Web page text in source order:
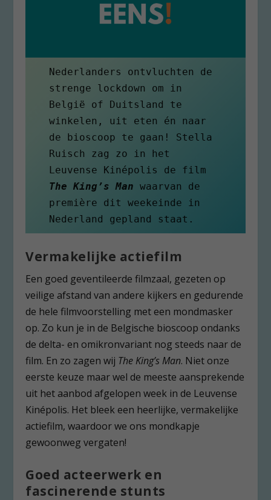
Nederlanders ontvluchten de
strenge lockdown om in
België of Duitsland te
winkelen, uit eten én naar
de bioscoop te gaan! Stella
Ruisch zag zo in het
The King’s Man waarvan de
première dit weekeinde in
Nederland gepland staat.
Vermakelijke actiefilm
Een goed geventileerde filmzaal, gezeten op
veilige afstand van andere kijkers en gedurende
de hele filmvoorstelling met een mondmasker
op. Zo kun je in de Belgische bioscoop ondanks
de delta- en omikronvariant nog steeds naar de
film. En zo zagen wij The King’s Man. Niet onze
eerste keuze maar wel de meeste aansprekende
uit het aanbod afgelopen week in de Leuvense
Kinépolis. Het bleek een heerlijke, vermakelijke
actiefilm, waardoor we ons mondkapje
gewoonweg vergaten!
Goed acteerwerk en
fascinerende stunts